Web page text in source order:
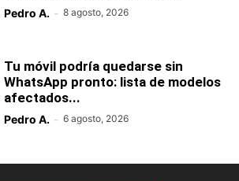
Pedro A. - 8 agosto, 2026
Tu móvil podría quedarse sin
WhatsApp pronto: lista de modelos
afectados...
Pedro A. - 6 agosto, 2026